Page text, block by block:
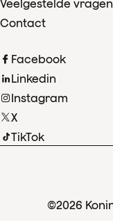
Veelgestelde vragen
Contact
Facebook
Linkedin
Instagram
X
TikTok
©2026